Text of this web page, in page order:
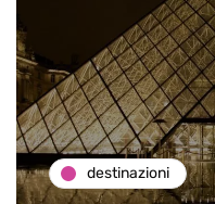
destinazioni